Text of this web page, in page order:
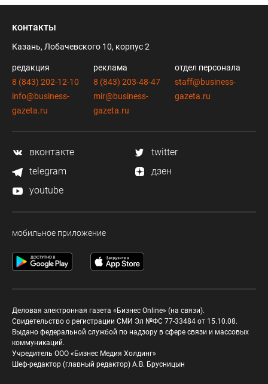
контакты
Казань, Лобачевского 10, корпус 2
редакция
8 (843) 202-12-10
info@business-
gazeta.ru
реклама
8 (843) 203-48-47
mir@business-
gazeta.ru
отдел персонала
staff@business-
gazeta.ru
вконтакте
twitter
telegram
дзен
youtube
мобильное приложение
Деловая электронная газета «Бизнес Online» (на связи).
Свидетельство о регистрации СМИ Эл №ФС 77-33484 от 15.10.08.
Выдано федеральной службой по надзору в сфере связи и массовых
коммуникаций.
Учредитель ООО «Бизнес Медия Холдинг»
Шеф-редактор (главный редактор) А.В. Брусницын